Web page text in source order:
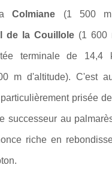
laColmiane (1 500
de la Couillole(1 600
terminale de 14,4
m d'altitude). C'est
prisée
successeur au
riche en